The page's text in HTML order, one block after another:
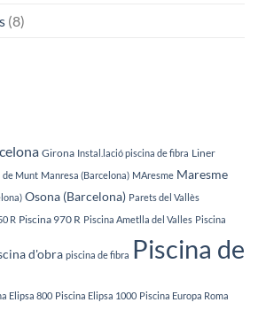
(8)
Girona Instal.lació piscina de fibra Liner
de Munt Manresa (Barcelona) MAresme Maresme
Osona (Barcelona) Parets del Vallès
R Piscina 970 R Piscina Ametlla del Valles Piscina
d'obra piscina de fibra Piscina de
Elipsa 800 Piscina Elipsa 1000 Piscina Europa Roma